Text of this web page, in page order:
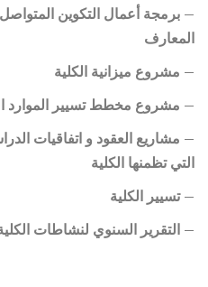
– برمجة أعمال التكوين
المعارف
– مشروع ميزانية الكلية
– مشروع مخطط تسيير الموارد
– مشاريع العقود و اتفاقيات
التي تظمنها الكلية
– تسيير الكلية
– التقرير السنوي لنشاطات